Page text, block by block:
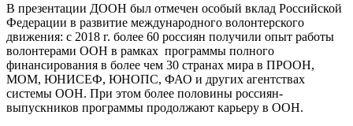
В презентации ДООН был отмечен особый вклад Российской
Федерации в развитие международного волонтерского
движения: с 2018 г. более 60 россиян получили опыт работы
волонтерами ООН в рамках программы полного
финансирования в более чем 30 странах мира в ПРООН,
МОМ, ЮНИСЕФ, ЮНОПС, ФАО и других агентствах
системы ООН. При этом более половины россиян-
выпускников программы продолжают карьеру в ООН.